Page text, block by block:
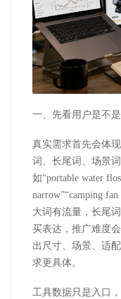
一、先看用户是不
真实需求首先会体
词、长尾词、场景
如“portable water
narrow”“camping fan
大词有流量，长尾
买表达，推广难度
出尺寸、场景、适
求更具体。
工具数据只是入口